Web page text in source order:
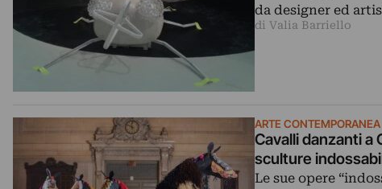
da designer ed
di Valia Barriello
ARTE CONTEMPORANEA
Cavalli danzanti a
sculture
Le sue opere